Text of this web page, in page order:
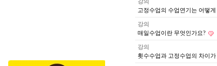
강의
고정수업의 수업연기는 어떻
강의
매일수업이란 무엇인가요?
강의
횟수수업과 고정수업의 차이